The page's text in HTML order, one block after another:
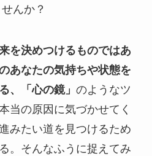
んか？
を決めつけるものではあ
あなたの気持ちや状態を
、「心の鏡」 のようなツ
当の原因に気づかせてく
みたい道を見つけるため
。そんなふうに捉えてみ